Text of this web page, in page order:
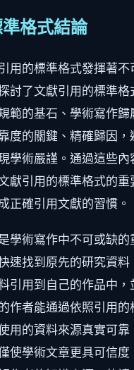
格式結論
用的標準格式發揮著不
討了文獻引用的標準格
範的基石、學術寫作歸
度的關鍵、精確歸因，
學術嚴謹。通過這些內
獻引用的標準格式的重
正確引用文獻的習慣。
學術寫作中不可或缺的
速找到原先的研究資料
引用到自己的作品中，
作者能通過依照引用的
用的資料來源真實可靠
使學術文章更具可信度